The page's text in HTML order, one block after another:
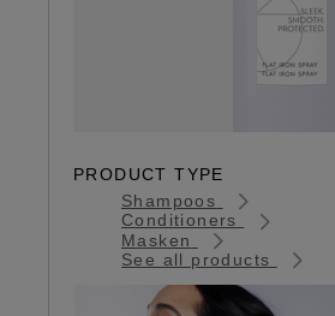
PRODUCT TYPE
Shampoos
Conditioners
Masken
See all products